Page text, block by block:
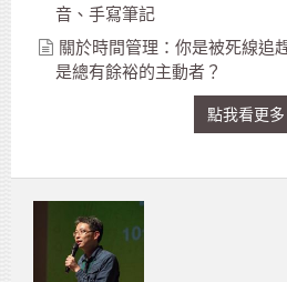
音、手寫筆記
關於時間管理：你是被死線追
是總有餘裕的主動者？
點我看更多